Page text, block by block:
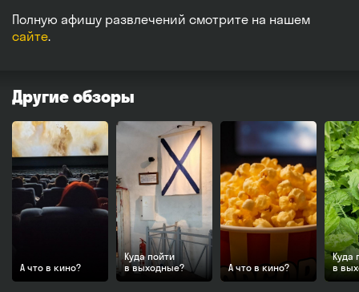
Полную афишу развлечений смотрите на нашем
сайте.
Другие обзоры
А что в кино?
Куда пойти
в выходные?
А что в кино?
Куда
в